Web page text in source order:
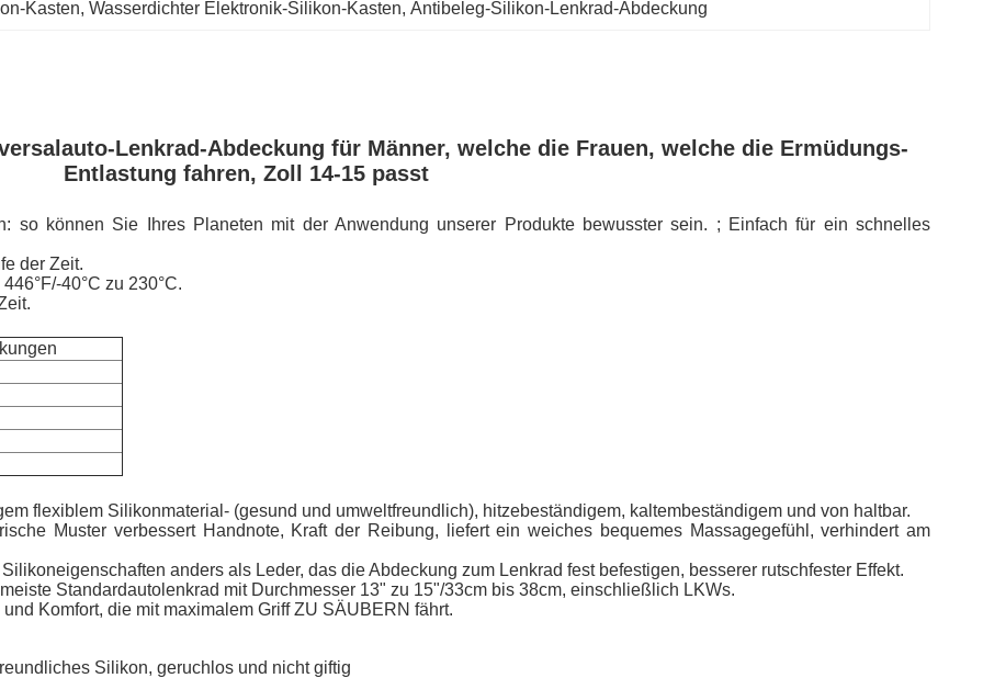
Kasten, Wasserdichter Elektronik-Silikon-Kasten, Antibeleg-Silikon-Lenkrad-Abdeckung
Lenkrad-Abdeckung für Männer, welche die Frauen, welche die Ermüdungs-
Entlastung fahren, Zoll 14-15 passt
so können Sie Ihres Planeten mit der Anwendung unserer Produkte bewusster sein. ; Einfach für ein schnelles
der Zeit.
40°C zu 230°C.
flexiblem Silikonmaterial- (gesund und umweltfreundlich), hitzebeständigem, kaltembeständigem und von haltbar.
Muster verbessert Handnote, Kraft der Reibung, liefert ein weiches bequemes Massagegefühl, verhindert am
anders als Leder, das die Abdeckung zum Lenkrad fest befestigen, besserer rutschfester Effekt.
Standardautolenkrad mit Durchmesser 13" zu 15"/33cm bis 38cm, einschließlich LKWs.
Komfort, die mit maximalem Griff ZU SÄUBERN fährt.
Silikon, geruchlos und nicht giftig